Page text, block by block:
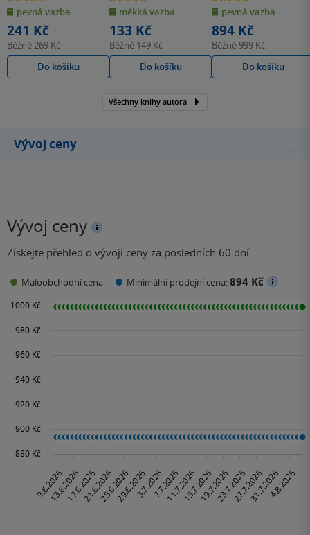
z
5
hvězdiček
pevná vazba
241 Kč
Běžně269 Kč
Do košíku
z
5
hvězdiček
měkká vazba
133 Kč
Běžně 149 Kč
Do košíku
z
5
hvězdiček
pevná vazba
894 Kč
Běžně 999 Kč
Do košíku
Všechny knihy autora
Vývoj ceny
Vývoj ceny
Získejte přehled o vývoji ceny za posledních 60 dní.
Maloobchodní cena Minimální prodejní cena:894 Kč